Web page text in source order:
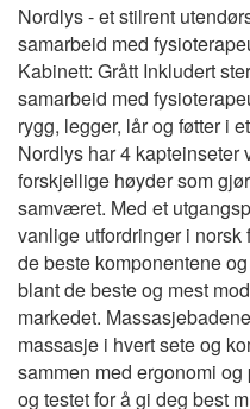
Nordlys - et stilrent
samarbeid med
Kabinett: Grått Inkludert
samarbeid med
rygg, legger, lår og føtter i
Nordlys har 4 kapteinseter
forskjellige høyder som
samværet. Med et
vanlige utfordringer i
de beste komponentene
blant de beste og mest
markedet.
massasje i hvert sete og
sammen med ergonomi
og testet for å gi deg best